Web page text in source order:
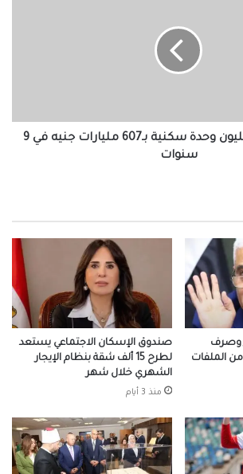
الجزار: تنفيذ 1.4 مليون وحدة سكنية بـ607 مليارات جنيه في 9
سنوات
وصرف
لنحو 92% من الملفات
صندوق الإسكان الاجتماعي يستعد
لطرح 15 ألف شقة بنظام الإيجار
الشهري خلال شهر
منذ 3 أيام